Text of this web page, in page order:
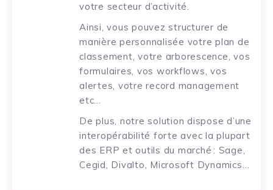
votre secteur d’activité.
Ainsi, vous pouvez structurer de
manière personnalisée votre plan de
classement, votre arborescence, vos
formulaires, vos workflows, vos
alertes, votre record management
etc…
De plus, notre solution dispose d’une
interopérabilité forte avec la plupart
des ERP et outils du marché : Sage,
Cegid, Divalto, Microsoft Dynamics…